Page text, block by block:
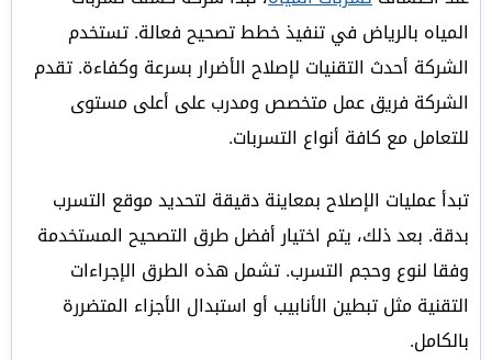
المياه بالرياض في تنفيذ خطط تصحيح فعالة. تستخدم
الشركة أحدث التقنيات لإصلاح الأضرار بسرعة وكفاءة. تقدم
الشركة فريق عمل متخصص ومدرب على أعلى مستوى
للتعامل مع كافة أنواع التسربات.
تبدأ عمليات الإصلاح بمعاينة دقيقة لتحديد موقع التسرب
بدقة. بعد ذلك، يتم اختيار أفضل طرق التصحيح المستخدمة
وفقا لنوع وحجم التسرب. تشمل هذه الطرق الإجراءات
التقنية مثل تبطين الأنابيب أو استبدال الأجزاء المتضررة
بالكامل.